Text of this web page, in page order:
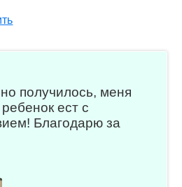
получилось, меня
ест с
Благодарю за